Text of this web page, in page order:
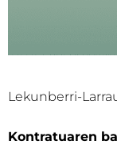
Lekunberri-
Kontratuaren